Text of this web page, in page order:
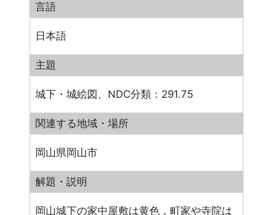
言語
日本語
主題
城下・城絵図、NDC分類：291.75
関連する地域・場所
岡山県岡山市
解題・説明
岡山城下の家中屋敷は黄色，町家や寺院は